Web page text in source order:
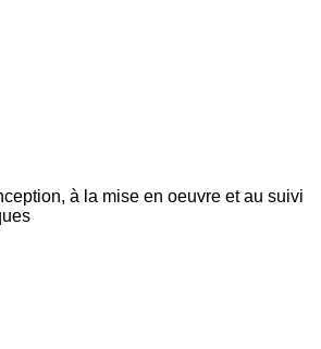
à la mise en oeuvre et au suivi